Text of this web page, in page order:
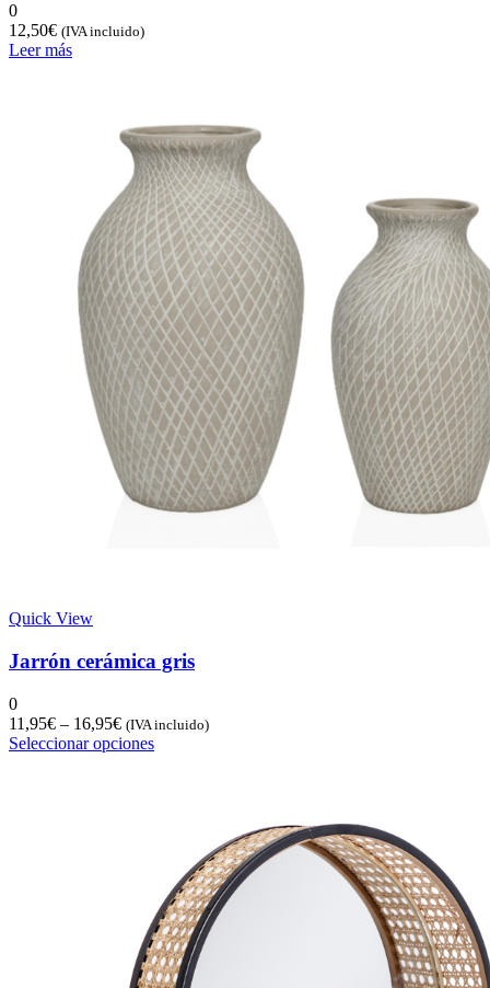
0
12,50€ (IVA incluido)
Leer más
Quick View
Jarrón cerámica gris
0
11,95€ – 16,95€ (IVA incluido)
Seleccionar opciones